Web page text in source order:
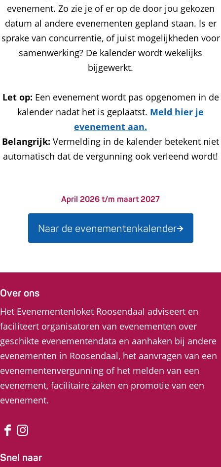
evenement. Zo zie je of er op de door jou gekozen
datum al andere evenementen gepland staan. Is er
sprake van concurrentie, of juist mogelijkheden voor
samenwerking? De kalender wordt wekelijks
bijgewerkt.
Let op: Een evenement wordt pas opgenomen in de
kalender nadat het is geplaatst. Meld hier je
evenement aan.
Belangrijk: Vermelding in de kalender betekent niet
automatisch dat de vergunning ook verleend wordt!
April 2026 t/m maart 2027
Naar de evenementenkalender
Over ons
Het Evenementenloket Roosendaal adviseert en
faciliteert organisatoren van evenementen over
geschikte evenementendata en aanhaken bij andere
evenementen in Roosendaal, het aanvragen van een
evenementenvergunning of het melden van een
evenement, facilitaire zaken en promotie van een
evenement.
F
I
Snel naar